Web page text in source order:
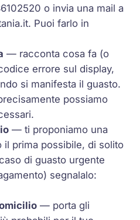
o invia una mail a
. Puoi farlo in
— racconta cosa fa (o
errore sul display,
si manifesta il guasto.
possiamo
— ti proponiamo una
il prima possibile, di solito
di guasto urgente
segnalalo:
— porta gli